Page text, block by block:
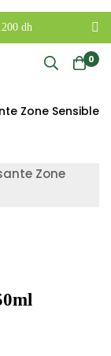
dh
0
Zone Sensible